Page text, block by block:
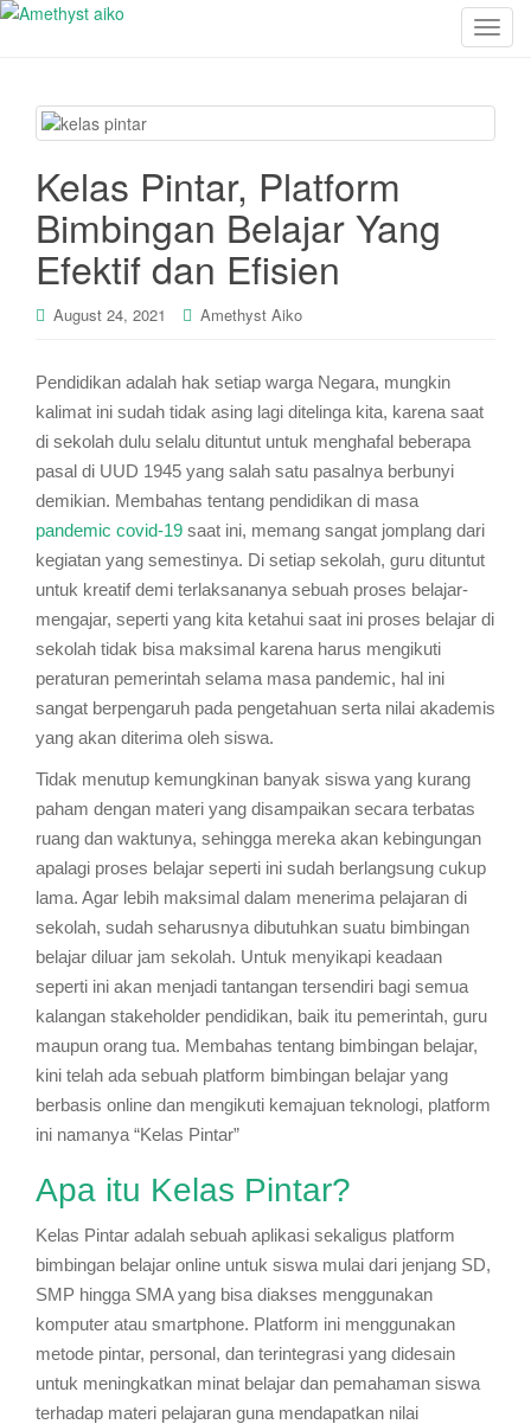
T
g
l
Kelas Pintar, Platform
Bimbingan Belajar Yang
Efektif dan Efisien
August 24, 2021 Amethyst Aiko
Pendidikan adalah hak setiap warga Negara, mungkin
kalimat ini sudah tidak asing lagi ditelinga kita, karena saat
di sekolah dulu selalu dituntut untuk menghafal beberapa
pasal di UUD 1945 yang salah satu pasalnya berbunyi
demikian. Membahas tentang pendidikan di masa
pandemic covid-19 saat ini, memang sangat jomplang dari
kegiatan yang semestinya. Di setiap sekolah, guru dituntut
untuk kreatif demi terlaksananya sebuah proses belajar-
mengajar, seperti yang kita ketahui saat ini proses belajar di
sekolah tidak bisa maksimal karena harus mengikuti
peraturan pemerintah selama masa pandemic, hal ini
sangat berpengaruh pada pengetahuan serta nilai akademis
yang akan diterima oleh siswa.
Tidak menutup kemungkinan banyak siswa yang kurang
paham dengan materi yang disampaikan secara terbatas
ruang dan waktunya, sehingga mereka akan kebingungan
apalagi proses belajar seperti ini sudah berlangsung cukup
lama. Agar lebih maksimal dalam menerima pelajaran di
sekolah, sudah seharusnya dibutuhkan suatu bimbingan
belajar diluar jam sekolah. Untuk menyikapi keadaan
seperti ini akan menjadi tantangan tersendiri bagi semua
kalangan stakeholder pendidikan, baik itu pemerintah, guru
maupun orang tua. Membahas tentang bimbingan belajar,
kini telah ada sebuah platform bimbingan belajar yang
berbasis online dan mengikuti kemajuan teknologi, platform
ini namanya “Kelas Pintar”
Apa itu Kelas Pintar?
Kelas Pintar adalah sebuah aplikasi sekaligus platform
bimbingan belajar online untuk siswa mulai dari jenjang SD,
SMP hingga SMA yang bisa diakses menggunakan
komputer atau smartphone. Platform ini menggunakan
metode pintar, personal, dan terintegrasi yang didesain
untuk meningkatkan minat belajar dan pemahaman siswa
terhadap materi pelajaran guna mendapatkan nilai